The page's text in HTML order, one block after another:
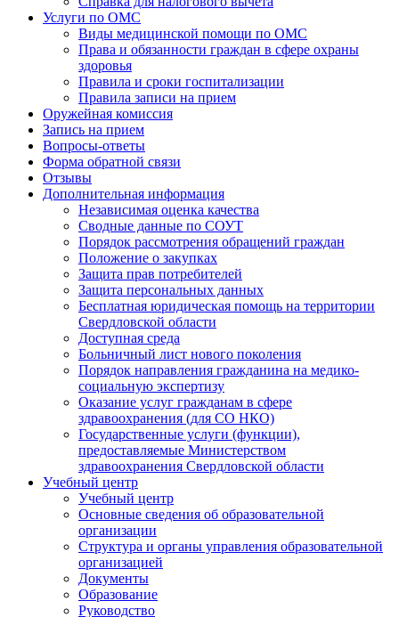
Услуги по ОМС
Виды медицинской помощи по ОМС
Права и обязанности граждан в сфере охраны
здоровья
Правила и сроки госпитализации
Правила записи на прием
Оружейная комиссия
Запись на прием
Вопросы-ответы
Форма обратной связи
Отзывы
Дополнительная информация
Независимая оценка качества
Сводные данные по СОУТ
Порядок рассмотрения обращений граждан
Положение о закупках
Защита прав потребителей
Защита персональных данных
Бесплатная юридическая помощь на территории
Свердловской области
Доступная среда
Больничный лист нового поколения
Порядок направления гражданина на медико-
социальную экспертизу
Оказание услуг гражданам в сфере
здравоохранения (для СО НКО)
Государственные услуги (функции),
предоставляемые Министерством
здравоохранения Свердловской области
Учебный центр
Учебный центр
Основные сведения об образовательной
организации
Структура и органы управления образовательной
организацией
Документы
Образование
Руководство